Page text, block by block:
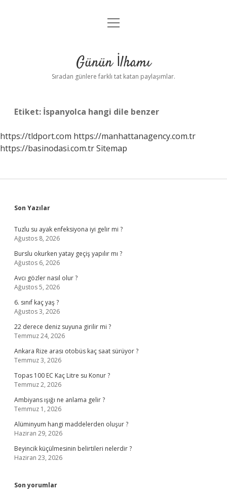
Anasayfa
Yasal Uyarı
menüyü
Günün İlhamı
Sıradan günlere farklı tat katan paylaşımlar.
Etiket: İspanyolca hangi dile benzer
https://tldport.com https://manhattanagency.com.tr
https://basinodasi.com.trSitemap
Sidebar
Son Yazılar
Tuzlu su ayak enfeksiyona iyi gelir mi ?
Ağustos 8, 2026
Burslu okurken yatay geçiş yapılır mı ?
Ağustos 6, 2026
Avcı gözler nasıl olur ?
Ağustos 5, 2026
6. sınıf kaç yaş ?
Ağustos 3, 2026
22 derece deniz suyuna girilir mi ?
Temmuz 24, 2026
Ankara Rize arası otobüs kaç saat sürüyor ?
Temmuz 3, 2026
Topas 100 EC Kaç Litre su Konur ?
Temmuz 2, 2026
Ambiyans ışığı ne anlama gelir ?
Temmuz 1, 2026
Alüminyum hangi maddelerden oluşur ?
Haziran 29, 2026
Beyincik küçülmesinin belirtileri nelerdir ?
Haziran 23, 2026
Son yorumlar